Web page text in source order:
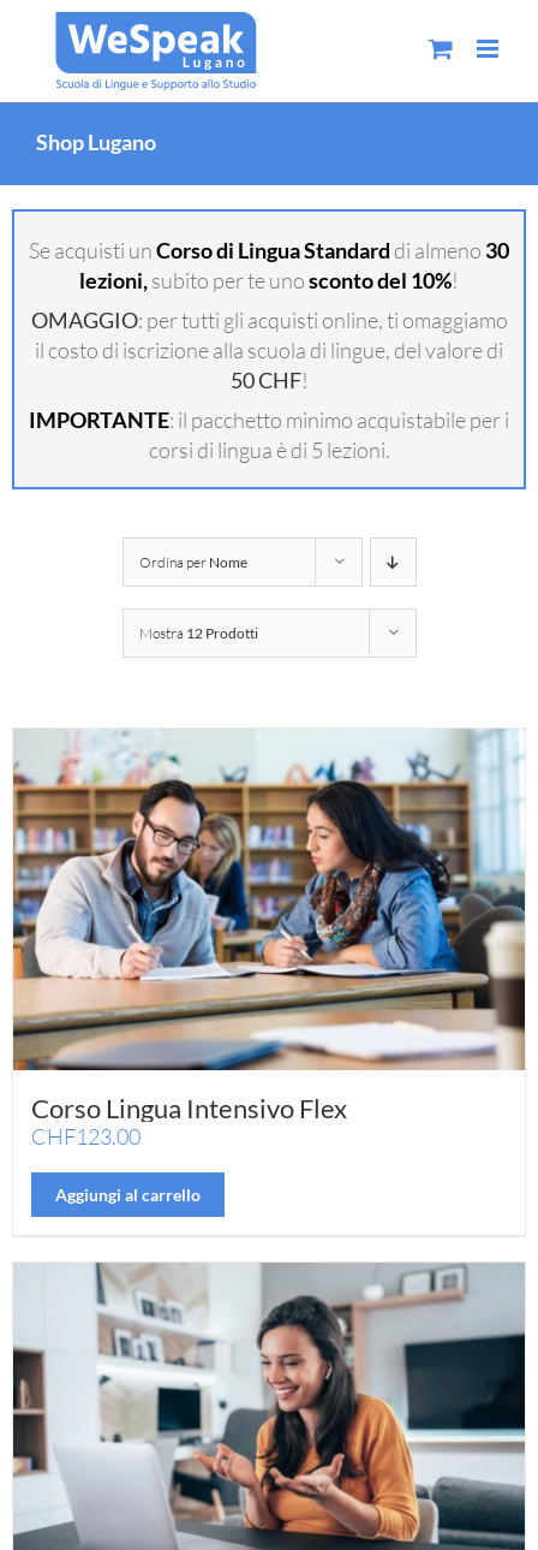
contenuto
Shop Lugano
Se acquisti unCorso di Lingua Standarddi almeno 30
lezioni,subito per te unosconto del 10%!
OMAGGIO: per tutti gli acquisti online, ti omaggiamo
il costo di iscrizione alla scuola di lingue, del valore di
50 CHF!
IMPORTANTE: il pacchetto minimo acquistabile per i
corsi di lingua è di 5 lezioni.
Ordina per Nome
Mostra 12 Prodotti
Corso Lingua Intensivo Flex
CHF123.00
Aggiungi al carrello